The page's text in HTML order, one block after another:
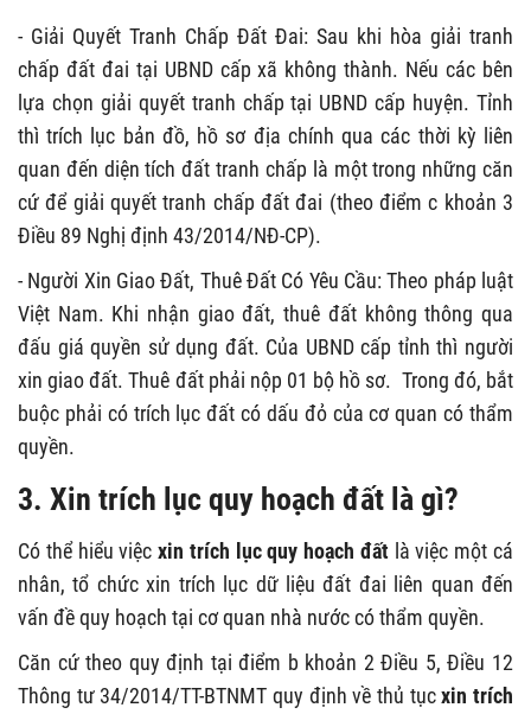
- Giải Quyết Tranh Chấp Đất Đai: Sau khi hòa giải tranh
chấp đất đai tại UBND cấp xã không thành. Nếu các bên
lựa chọn giải quyết tranh chấp tại UBND cấp huyện. Tỉnh
thì trích lục bản đồ, hồ sơ địa chính qua các thời kỳ liên
quan đến diện tích đất tranh chấp là một trong những căn
cứ để giải quyết tranh chấp đất đai (theo điểm c khoản 3
Điều 89 Nghị định 43/2014/NĐ-CP).
- Người Xin Giao Đất, Thuê Đất Có Yêu Cầu: Theo pháp luật
Việt Nam. Khi nhận giao đất, thuê đất không thông qua
đấu giá quyền sử dụng đất. Của UBND cấp tỉnh thì người
xin giao đất. Thuê đất phải nộp 01 bộ hồ sơ. Trong đó, bắt
buộc phải có trích lục đất có dấu đỏ của cơ quan có thẩm
quyền.
3. Xin trích lục quy hoạch đất là gì?
Có thể hiểu việcxin trích lục quy hoạch đấtlà việc một cá
nhân, tổ chức xin trích lục dữ liệu đất đai liên quan đến
vấn đề quy hoạch tại cơ quan nhà nước có thẩm quyền.
Căn cứ theo quy định tại điểm b khoản 2 Điều 5, Điều 12
Thông tư 34/2014/TT-BTNMT quy định về thủ tụcxin trích